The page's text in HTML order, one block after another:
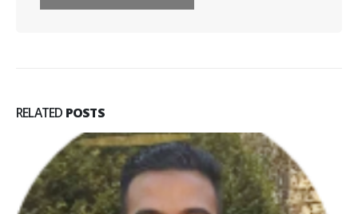
RELATED POSTS